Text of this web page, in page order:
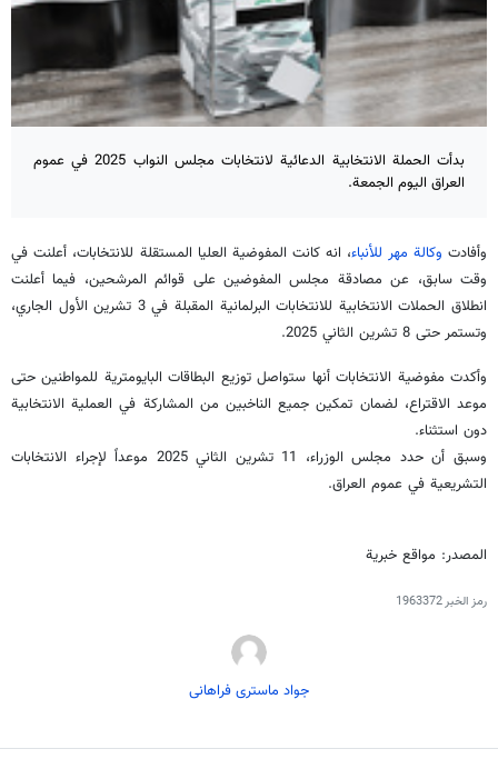
بدأت الحملة الانتخابية الدعائية لانتخابات مجلس النواب 2025 في عموم
العراق اليوم الجمعة.
وأفادت وكالة مهر للأنباء، انه كانت المفوضية العليا المستقلة للانتخابات، أعلنت في
وقت سابق، عن مصادقة مجلس المفوضين على قوائم المرشحين، فيما أعلنت
انطلاق الحملات الانتخابية للانتخابات البرلمانية المقبلة في 3 تشرين الأول الجاري،
وتستمر حتى 8 تشرين الثاني 2025.
وأكدت مفوضية الانتخابات أنها ستواصل توزيع البطاقات البايومترية للمواطنين حتى
موعد الاقتراع، لضمان تمكين جميع الناخبين من المشاركة في العملية الانتخابية
دون استثناء.
وسبق أن حدد مجلس الوزراء، 11 تشرين الثاني 2025 موعداً لإجراء الانتخابات
التشريعية في عموم العراق.
المصدر: مواقع خبرية
رمز الخبر1963372
جواد ماستری فراهانی